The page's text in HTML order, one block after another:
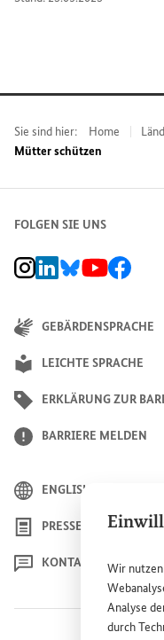
Wir
Analyse
durch
Sie sind hier: Home
Mütter schützen
FOLGEN SIE UNS
BMZ Instagram-Kanal,
BMZ LinkedIn
BMZ Bluesky-Seite,
BMZ Youtube-
BMZ
GEBÄRDENSPRACHE
LEICHTE SPRACHE
ERKLÄRUNG ZUR
BARRIERE MELDEN
ENGLISH
PRESSE
KONTAKT